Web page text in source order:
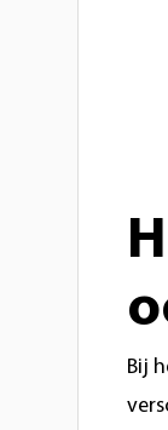
Bij